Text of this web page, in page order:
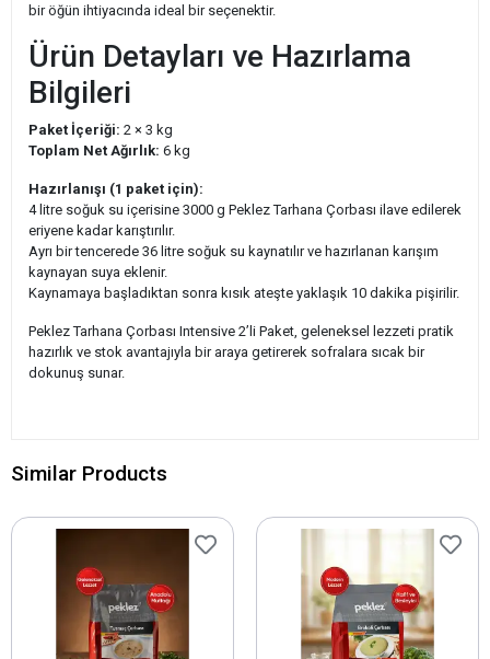
bir öğün ihtiyacında ideal bir seçenektir.
Ürün Detayları ve Hazırlama
Bilgileri
Paket İçeriği: 2 × 3 kg
Toplam Net Ağırlık: 6 kg
Hazırlanışı (1 paket için):
4 litre soğuk su içerisine 3000 g Peklez Tarhana Çorbası ilave edilerek
eriyene kadar karıştırılır.
Ayrı bir tencerede 36 litre soğuk su kaynatılır ve hazırlanan karışım
kaynayan suya eklenir.
Kaynamaya başladıktan sonra kısık ateşte yaklaşık 10 dakika pişirilir.
Peklez Tarhana Çorbası Intensive 2’li Paket, geleneksel lezzeti pratik
hazırlık ve stok avantajıyla bir araya getirerek sofralara sıcak bir
dokunuş sunar.
Similar Products